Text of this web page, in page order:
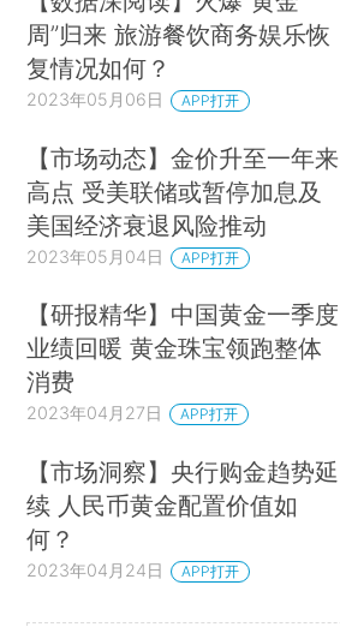
周”归来 旅游餐饮商务娱乐恢
复情况如何？
2023年05月06日 APP打开
【市场动态】金价升至一年来
高点 受美联储或暂停加息及
美国经济衰退风险推动
2023年05月04日 APP打开
【研报精华】中国黄金一季度
业绩回暖 黄金珠宝领跑整体
消费
2023年04月27日 APP打开
【市场洞察】央行购金趋势延
续 人民币黄金配置价值如
何？
2023年04月24日 APP打开